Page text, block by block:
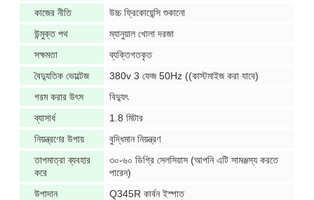
কাজের নীতি
উচ্চ ফ্রিকোয়েন্সি শুকানো
উন্মুক্ত পথ
ম্যানুয়াল খোলা দরজা
সক্ষমতা
ব্যক্তিগতকৃত
বৈদ্যুতিক ভোল্টেজ
380v 3 ফেজ 50Hz ((কাস্টমাইজ করা যাবে)
গরম করার উৎস
বিদ্যুৎ
ব্যাসার্ধ
1.8 মিটার
নিয়ন্ত্রণের উপায়
বুদ্ধিমান নিয়ন্ত্রণ
তাপমাত্রা ব্যবহার
করে
৩০-৬০ ডিগ্রি সেলসিয়াস (আপনি এটি সামঞ্জস্য করতে
পারেন)
উপাদান
Q345R কার্বন ইস্পাত